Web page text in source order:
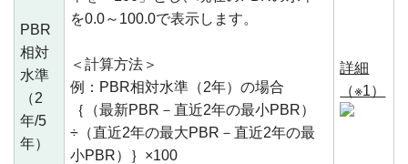
PBR
相対
水準
（2
年/5
年）
を0.0～100.0で表示します。
＜計算方法＞
例：PBR相対水準（2年）の場合
｛（最新PBR－直近2年の最小PBR）
÷（直近2年の最大PBR－直近2年の最
小PBR）｝×100
詳細
（※1）